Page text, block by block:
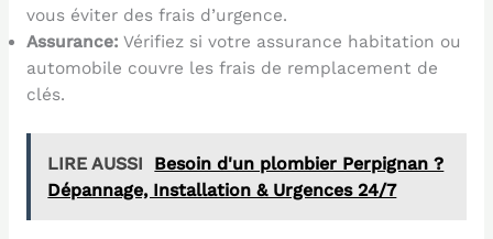
vous éviter des frais d’urgence.
Assurance: Vérifiez si votre assurance habitation ou
automobile couvre les frais de remplacement de
clés.
LIRE AUSSI
Besoin d'un plombier Perpignan ?
Dépannage, Installation & Urgences 24/7